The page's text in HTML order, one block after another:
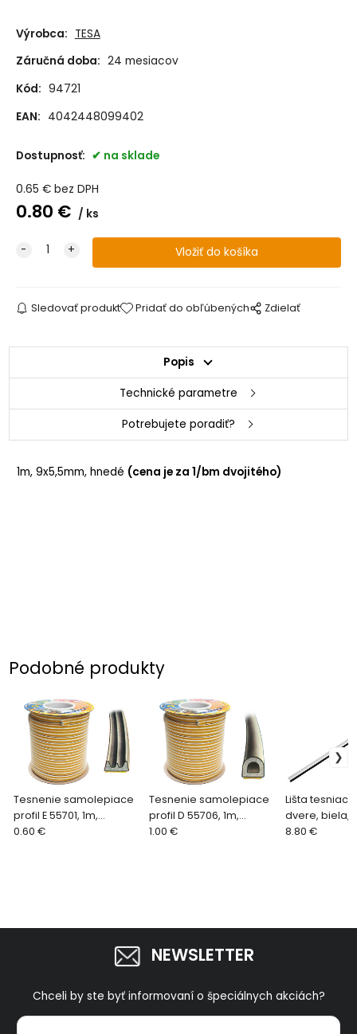
Výrobca: TESA
Záručná doba: 24 mesiacov
Kód: 94721
EAN: 4042448099402
Dostupnosť: na sklade
0.65 € bez DPH
0.80 € ks
Sledovať produkt Pridať do obľúbených Zdielať
Popis
Technické parametre
Potrebujete poradiť?
1m, 9x5,5mm, hnedé (cena je za 1/bm dvojitého)
Podobné produkty
Tesnenie samolepiace
profil E 55701, 1m,
9x4mm, hnedé 94731
0.60 €
Tesnenie samolepiace
profil D 55706, 1m,
9x7,5mm, hnedé 94711
1.00 €
Lišta
dvere, biela,
do šírky
8.80 €
NEWSLETTER
Chceli by ste byť informovaní o špeciálnych akciách?